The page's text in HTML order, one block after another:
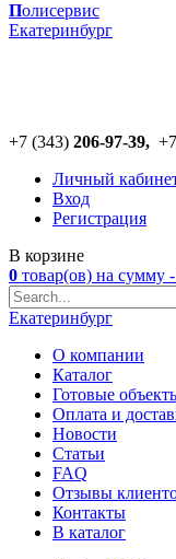
Полисервис
Екатеринбург
+7 (343) 206-97-39,
Личный
Вход
Регистрация
В корзине
0 товар(ов) на сумму -
Екатеринбург
О компании
Каталог
Готовые
Оплата и
Новости
Статьи
FAQ
Отзывы
Контакты
В каталог